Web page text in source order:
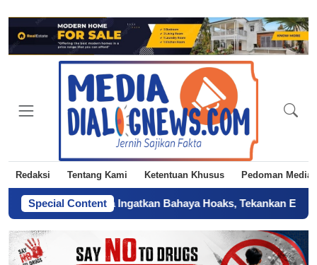
Redaksi Tentang Kami Ketentuan Khusus Pedoman Media
Special Content
DKI Jakarta Ingatkan Bahaya Hoaks, Tekankan Era AI-